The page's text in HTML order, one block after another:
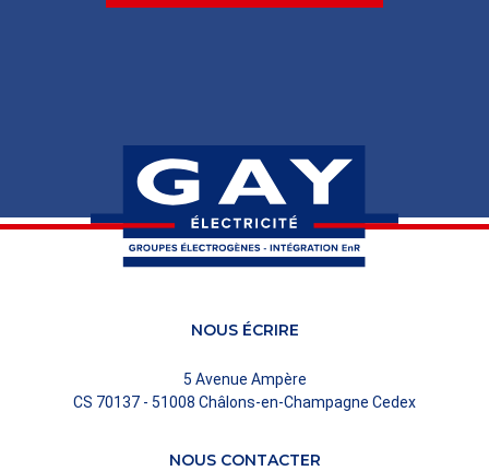
NOUS ÉCRIRE
5 Avenue Ampère
CS 70137 - 51008 Châlons-en-Champagne Cedex
NOUS CONTACTER